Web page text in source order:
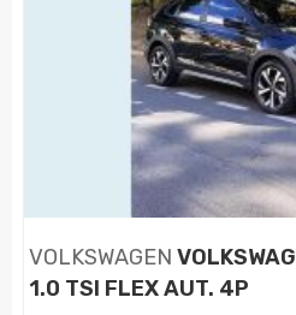
VOLKSWAGEN
1.0 TSI FLEX AUT. 4P